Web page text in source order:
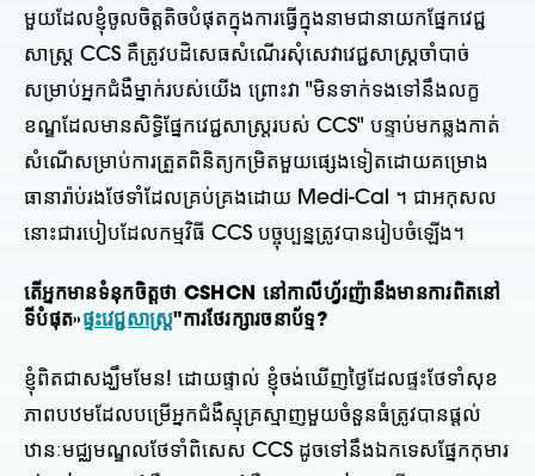
មួយដែលខ្ញុំចូលចិត្តតិចបំផុតក្នុងការធ្វើក្នុងនាមជានាយកផ្នែកវេជ្ជ
សាស្ត្រ CCS គឺត្រូវបដិសេធសំណើរសុំសេវាវេជ្ជសាស្រ្តចាំបាច់
សម្រាប់អ្នកជំងឺម្នាក់របស់យើង ព្រោះវា "មិនទាក់ទងទៅនឹងលក្ខ
ខណ្ឌដែលមានសិទ្ធិផ្នែកវេជ្ជសាស្រ្តរបស់ CCS" បន្ទាប់មកឆ្លងកាត់
សំណើសម្រាប់ការត្រួតពិនិត្យកម្រិតមួយផ្សេងទៀតដោយគម្រោង
ធានារ៉ាប់រងថែទាំដែលគ្រប់គ្រងដោយ Medi-Cal ។ ជាអកុសល
នោះជារបៀបដែលកម្មវិធី CCS បច្ចុប្បន្នត្រូវបានរៀបចំឡើង។
តើ​អ្នក​មាន​ទំនុក​ចិត្ត​ថា CSHCN នៅ​កាលីហ្វ័រញ៉ា​នឹង​មាន​ការ​ពិត​នៅ​
ទី​បំផុត»ផ្ទះវេជ្ជសាស្រ្ត"ការថែរក្សារចនាប័ទ្ម?
ខ្ញុំពិតជាសង្ឃឹមមែន! ដោយផ្ទាល់ ខ្ញុំចង់ឃើញថ្ងៃដែលផ្ទះថែទាំសុខ
ភាពបឋមដែលបម្រើអ្នកជំងឺស្មុគ្រស្មាញមួយចំនួនធំត្រូវបានផ្តល់
ឋានៈមជ្ឈមណ្ឌលថែទាំពិសេស CCS ដូចទៅនឹងឯកទេសផ្នែកកុមារ